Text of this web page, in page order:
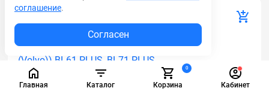
Главная Каталог
0
Корзина Кабинет
15606200 Втулка в раму 15606200 (Аналог
(Volvo)) BL61 PLUS, BL71 PLUS
189 шт
3 714.88 ₽
соглашение.
Согласен